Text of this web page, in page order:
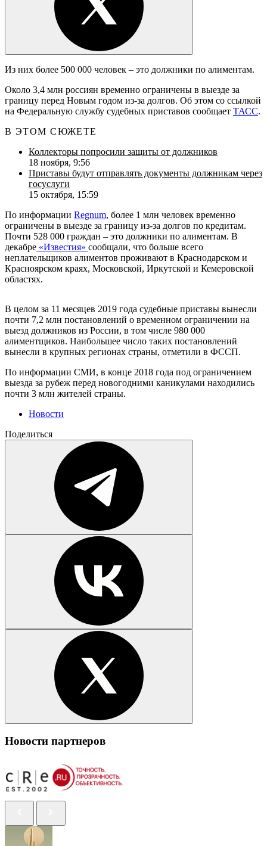
Из них более 500 000 человек – это должники по алиментам.
Около 3,4 млн россиян временно ограничены в выезде за
границу перед Новым годом из-за долгов. Об этом со ссылкой
на Федеральную службу судебных приставов сообщает ТАСС.
В ЭТОМ СЮЖЕТЕ
Коллекторы попросили защиты от должников
18 ноября, 9:56
Приставы будут отправлять документы должникам через
госуслуги
15 октября, 15:59
По информации Regnum, более 1 млн человек временно
ограничены в выезде за границу из-за долгов по кредитам.
Почти 528 000 граждан – это должники по алиментам. В
декабре «Известия» сообщали, что больше всего
неплательщиков алиментов проживают в Краснодарском и
Красноярском краях, Московской, Иркутской и Кемеровской
областях.
В целом за 11 месяцев 2019 года судебные приставы вынесли
почти 7,2 млн постановлений о временном ограничении на
выезд должников из России, в том числе 980 000
алиментщиков. Наибольшее число таких постановлений
вынесли в крупных регионах страны, отметили в ФССП.
По информации СМИ, в конце 2018 года под ограничением
выезда за рубеж перед новогодними каникулами находились
почти 3 млн жителей страны.
Новости
Поделиться
Новости партнеров